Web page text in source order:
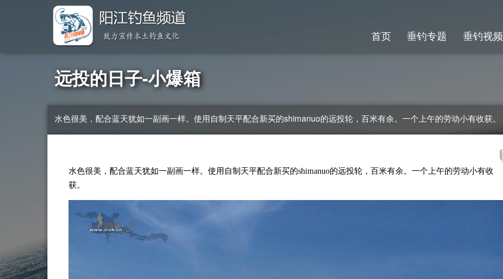
首页 垂钓专题 垂钓视频
远投的日子-小爆箱
水色很美，配合蓝天犹如一副画一样。使用自制天平配合新买的shimanuo的远投轮，百米有余。一个上午的劳动小有收获。
水色很美，配合蓝天犹如一副画一样。使用自制天平配合新买的shimanuo的远投轮，百米有余。一个上午的劳动小有收
获。